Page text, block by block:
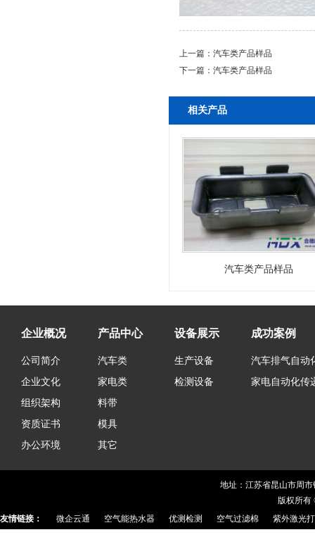
上一篇： 汽车类产品样品
下一篇： 汽车类产品样品
相关产品
汽车类产品样品
企业概况
公司简介
企业文化
组织架构
资质证书
办公环境
产品中心
汽车类
家电类
料带
模具
其它
设备展示
生产设备
检测设备
成功案例
汽车排气自动
家电自动化传
地址：江苏省昆山市周
版权所
友情链接：
微企云通 空气能热水器 优测检测 空气过滤棉 紫外激光